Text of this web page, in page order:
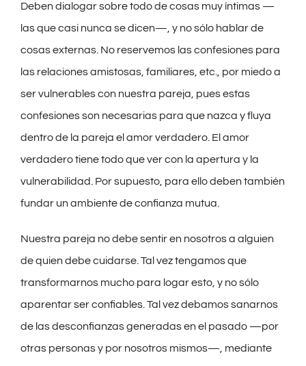
Deben dialogar sobre todo de cosas muy íntimas —
las que casi nunca se dicen—, y no sólo hablar de
cosas externas. No reservemos las confesiones para
las relaciones amistosas, familiares, etc., por miedo a
ser vulnerables con nuestra pareja, pues estas
confesiones son necesarias para que nazca y fluya
dentro de la pareja el amor verdadero. El amor
verdadero tiene todo que ver con la apertura y la
vulnerabilidad. Por supuesto, para ello deben también
fundar un ambiente de confianza mutua.
Nuestra pareja no debe sentir en nosotros a alguien
de quien debe cuidarse. Tal vez tengamos que
transformarnos mucho para logar esto, y no sólo
aparentar ser confiables. Tal vez debamos sanarnos
de las desconfianzas generadas en el pasado —por
otras personas y por nosotros mismos—, mediante